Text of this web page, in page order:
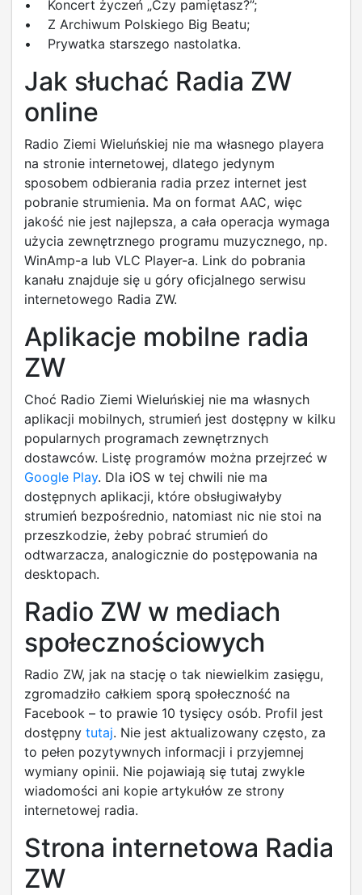
• Koncert życzeń „Czy pamiętasz?”;
• Z Archiwum Polskiego Big Beatu;
• Prywatka starszego nastolatka.
Jak słuchać Radia ZW
online
Radio Ziemi Wieluńskiej nie ma własnego playera
na stronie internetowej, dlatego jedynym
sposobem odbierania radia przez internet jest
pobranie strumienia. Ma on format AAC, więc
jakość nie jest najlepsza, a cała operacja wymaga
użycia zewnętrznego programu muzycznego, np.
WinAmp-a lub VLC Player-a. Link do pobrania
kanału znajduje się u góry oficjalnego serwisu
internetowego Radia ZW.
Aplikacje mobilne radia
ZW
Choć Radio Ziemi Wieluńskiej nie ma własnych
aplikacji mobilnych, strumień jest dostępny w kilku
popularnych programach zewnętrznych
dostawców. Listę programów można przejrzeć w
Google Play. Dla iOS w tej chwili nie ma
dostępnych aplikacji, które obsługiwałyby
strumień bezpośrednio, natomiast nic nie stoi na
przeszkodzie, żeby pobrać strumień do
odtwarzacza, analogicznie do postępowania na
desktopach.
Radio ZW w mediach
społecznościowych
Radio ZW, jak na stację o tak niewielkim zasięgu,
zgromadziło całkiem sporą społeczność na
Facebook – to prawie 10 tysięcy osób. Profil jest
dostępny tutaj. Nie jest aktualizowany często, za
to pełen pozytywnych informacji i przyjemnej
wymiany opinii. Nie pojawiają się tutaj zwykle
wiadomości ani kopie artykułów ze strony
internetowej radia.
Strona internetowa Radia
ZW